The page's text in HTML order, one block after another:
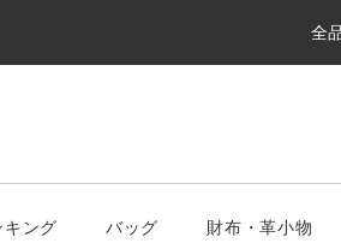
全
キング バッグ 財布・革小物